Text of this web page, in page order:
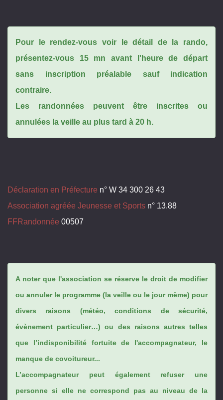
Pour le rendez-vous voir le détail de la rando,
présentez-vous 15 mn avant l'heure de départ
sans inscription préalable sauf indication
contraire.
Les randonnées peuvent être inscrites ou
annulées la veille au plus tard à 20 h.
Déclaration en Préfecture n° W 34 300 26 43
Association agréée Jeunesse et Sports n° 13.88
FFRandonnée 00507
A noter que l'association se réserve le droit de modifier
ou annuler le programme (la veille ou le jour même) pour
divers raisons (météo, conditions de sécurité,
évènement particulier…) ou des raisons autres telles
que l’indisponibilité fortuite de l'accompagnateur, le
manque de covoitureur...
L’accompagnateur peut également refuser une
personne si elle ne correspond pas au niveau de la